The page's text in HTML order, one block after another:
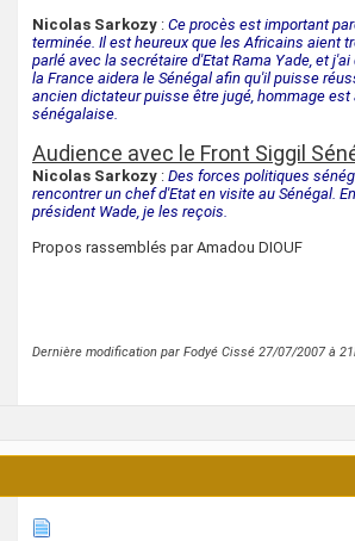
Nicolas Sarkozy : Ce procès est important
terminée. Il est heureux que les Africains aient
parlé avec la secrétaire d'Etat Rama Yade, et
la France aidera le Sénégal afin qu'il puisse
ancien dictateur puisse être jugé, hommage
sénégalaise.
Audience avec le Front Siggil
Nicolas Sarkozy : Des forces politiques
rencontrer un chef d'Etat en visite au Sénégal.
président Wade, je les reçois.
Propos rassemblés par Amadou DIOUF
Dernière modification par Fodyé Cissé 27/07/2007 à